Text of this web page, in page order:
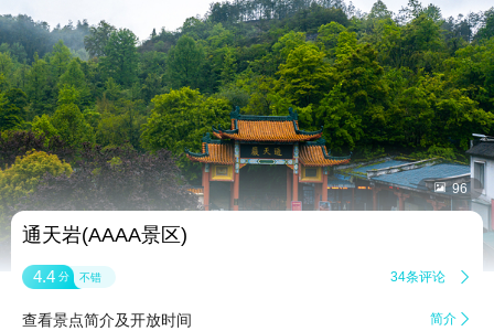
 96
通天岩(AAAA景区)
4.4 分 不错 34条评论 
查看景点简介及开放时间 简介 
